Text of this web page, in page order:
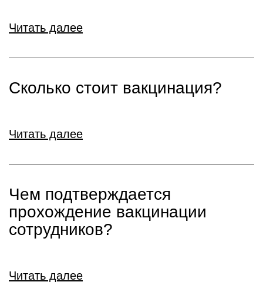
Читать далее
Сколько стоит вакцинация?
Читать далее
Чем подтверждается
прохождение вакцинации
сотрудников?
Читать далее